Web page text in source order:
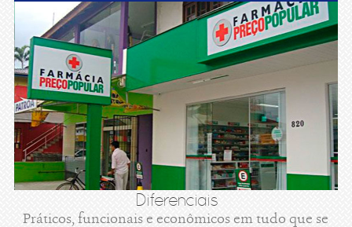
Diferenciais
Práticos, funcionais e econômicos em tudo que se